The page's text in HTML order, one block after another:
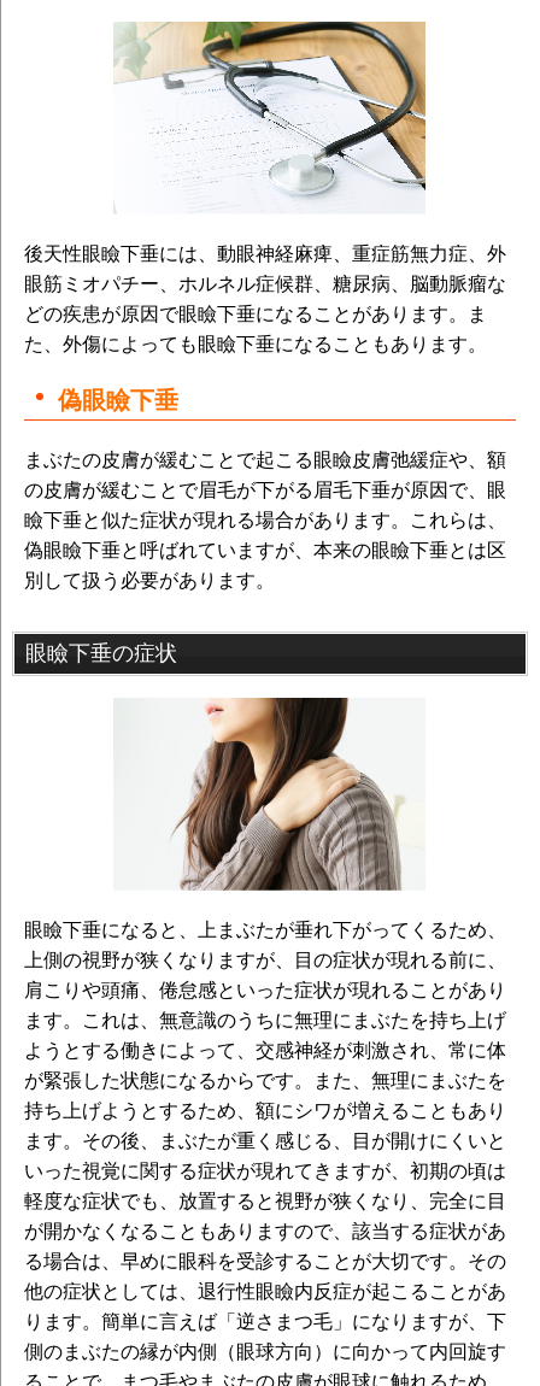
後天性眼瞼下垂には、動眼神経麻痺、重症筋無力症、外
眼筋ミオパチー、ホルネル症候群、糖尿病、脳動脈瘤な
どの疾患が原因で眼瞼下垂になることがあります。ま
た、外傷によっても眼瞼下垂になることもあります。
偽眼瞼下垂
まぶたの皮膚が緩むことで起こる眼瞼皮膚弛緩症や、額
の皮膚が緩むことで眉毛が下がる眉毛下垂が原因で、眼
瞼下垂と似た症状が現れる場合があります。これらは、
偽眼瞼下垂と呼ばれていますが、本来の眼瞼下垂とは区
別して扱う必要があります。
眼瞼下垂の症状
眼瞼下垂になると、上まぶたが垂れ下がってくるため、
上側の視野が狭くなりますが、目の症状が現れる前に、
肩こりや頭痛、倦怠感といった症状が現れることがあり
ます。これは、無意識のうちに無理にまぶたを持ち上げ
ようとする働きによって、交感神経が刺激され、常に体
が緊張した状態になるからです。また、無理にまぶたを
持ち上げようとするため、額にシワが増えることもあり
ます。その後、まぶたが重く感じる、目が開けにくいと
いった視覚に関する症状が現れてきますが、初期の頃は
軽度な症状でも、放置すると視野が狭くなり、完全に目
が開かなくなることもありますので、該当する症状があ
る場合は、早めに眼科を受診することが大切です。その
他の症状としては、退行性眼瞼内反症が起こることがあ
ります。簡単に言えば「逆さまつ毛」になりますが、下
側のまぶたの縁が内側（眼球方向）に向かって内回旋す